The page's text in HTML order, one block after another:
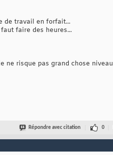
de travail en forfait...
faire des heures...
ne risque pas grand chose niveau
Répondre avec citation 0